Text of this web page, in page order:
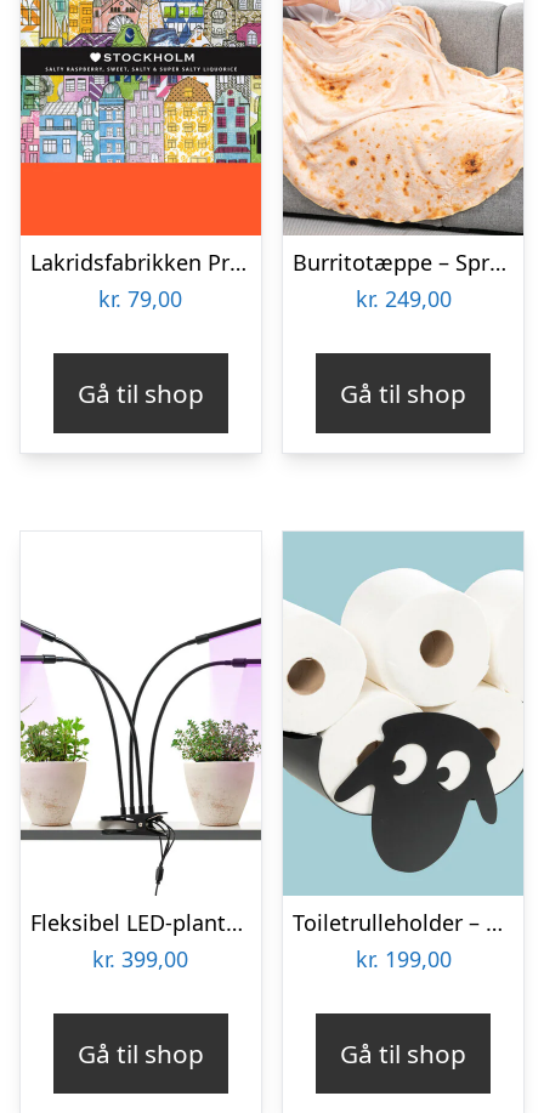
Lakridsfabrikken Premiumlakrids – Stockholm
kr. 79,00
Gå til shop
Burritotæppe – Spralla
kr. 249,00
Gå til shop
Fleksibel LED-plantelampe – KitchPro
kr. 399,00
Gå til shop
Toiletrulleholder – Liggende får
kr. 199,00
Gå til shop